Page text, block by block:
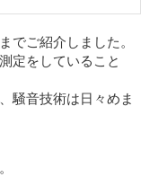
でご紹介しました。
定をしていること
騒音技術は日々めま